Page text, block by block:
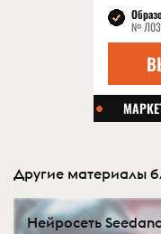
Другие материалы
Нейросеть